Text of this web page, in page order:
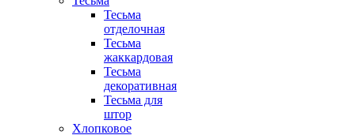
Тесьма
отделочная
Тесьма
жаккардовая
Тесьма
декоративная
Тесьма для
штор
Хлопковое